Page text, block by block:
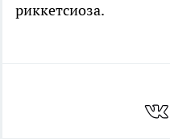
риккетсиоза.